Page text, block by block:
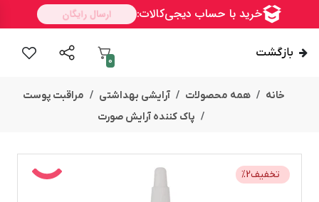
بازگشت
0
خانه همه محصولات آرایشی بهداشتی
مراقبت پوست
پاک کننده آرایش صورت
تخفیف %2